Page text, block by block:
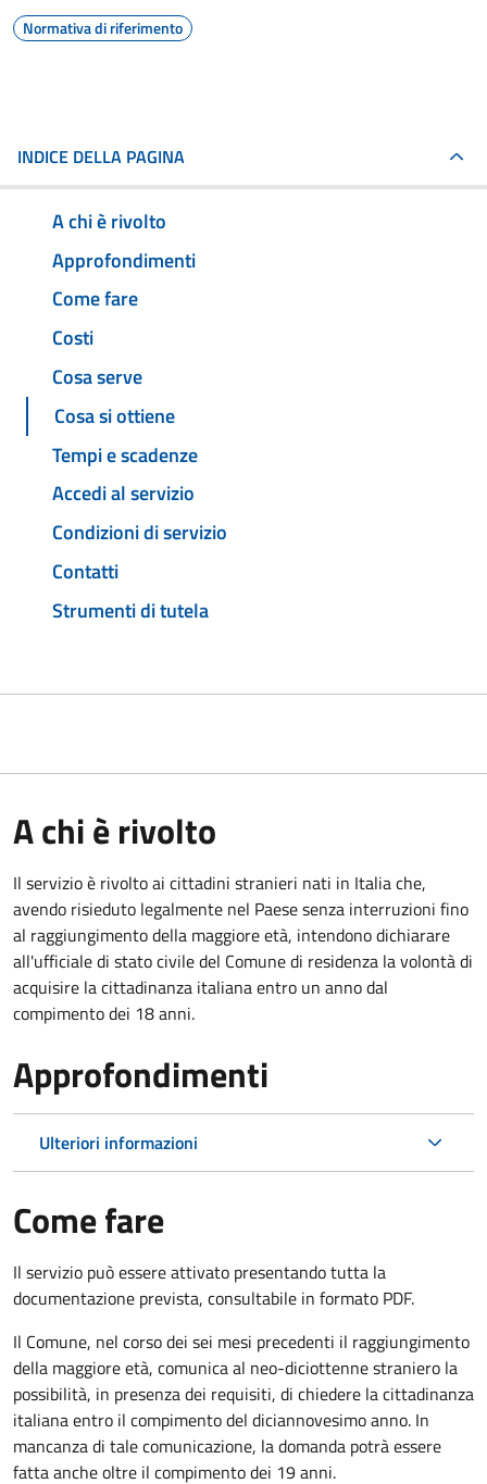
Normativa di riferimento
INDICE DELLA PAGINA
A chi è rivolto
Approfondimenti
Come fare
Costi
Cosa serve
Cosa si ottiene
Tempi e scadenze
Accedi al servizio
Condizioni di servizio
Contatti
Strumenti di tutela
A chi è rivolto
Il servizio è rivolto ai cittadini stranieri nati in Italia che,
avendo risieduto legalmente nel Paese senza interruzioni fino
al raggiungimento della maggiore età, intendono dichiarare
all'ufficiale di stato civile del Comune di residenza la volontà di
acquisire la cittadinanza italiana entro un anno dal
compimento dei 18 anni.
Approfondimenti
Ulteriori informazioni
Come fare
Il servizio può essere attivato presentando tutta la
documentazione prevista, consultabile in formato PDF.
Il Comune, nel corso dei sei mesi precedenti il raggiungimento
della maggiore età, comunica al neo-diciottenne straniero la
possibilità, in presenza dei requisiti, di chiedere la cittadinanza
italiana entro il compimento del diciannovesimo anno. In
mancanza di tale comunicazione, la domanda potrà essere
fatta anche oltre il compimento dei 19 anni.